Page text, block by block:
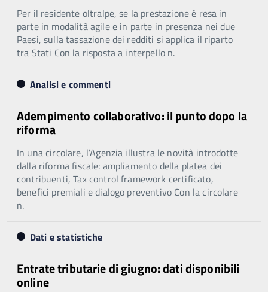
Per il residente oltralpe, se la prestazione è resa in
parte in modalità agile e in parte in presenza nei due
Paesi, sulla tassazione dei redditi si applica il riparto
tra Stati Con la risposta a interpello n.
Analisi e commenti
Adempimento collaborativo: il punto dopo la
riforma
In una circolare, l’Agenzia illustra le novità introdotte
dalla riforma fiscale: ampliamento della platea dei
contribuenti, Tax control framework certificato,
benefici premiali e dialogo preventivo Con la circolare
n.
Dati e statistiche
Entrate tributarie di giugno: dati disponibili
online